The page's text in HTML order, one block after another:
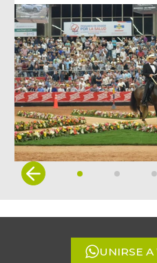
Item
5
UNIRSE